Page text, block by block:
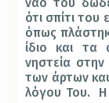
ότι σπίτι
όπως
ίδιο και τα
νηστεία
των άρτων
λόγου Του.